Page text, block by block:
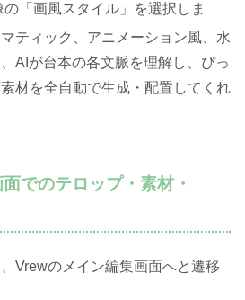
「画風スタイル」を選択しま
ティック、アニメーション風、水
AIが台本の各文脈を理解し、ぴっ
材を全自動で生成・配置してくれ
でのテロップ・素材・
Vrewのメイン編集画面へと遷移